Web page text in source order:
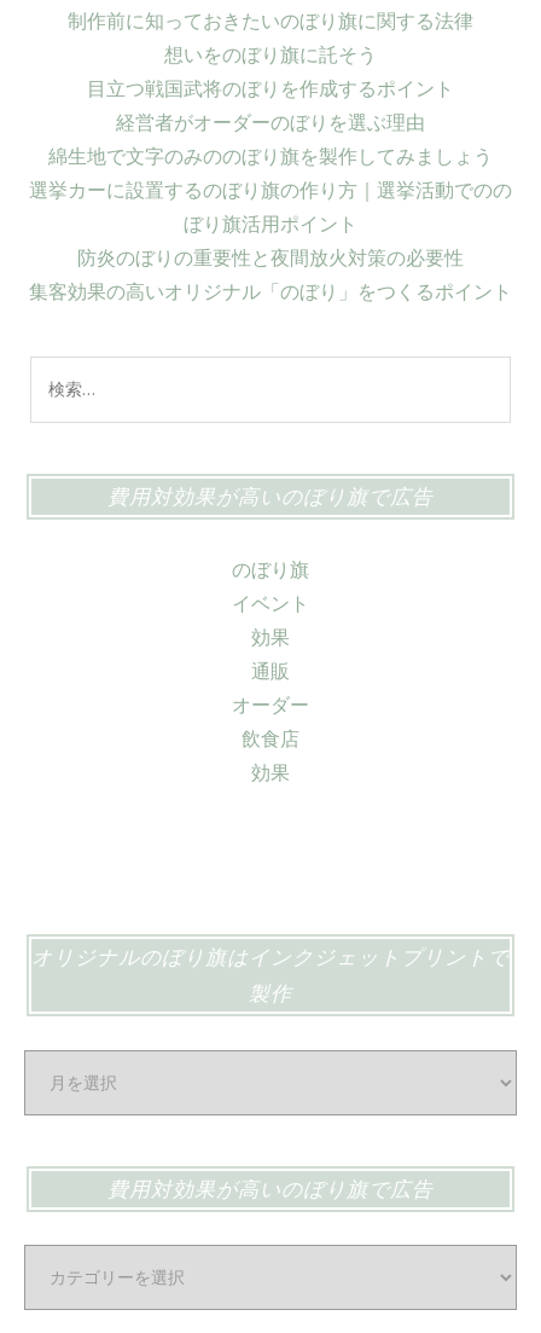
制作前に知っておきたいのぼり旗に関する法律
想いをのぼり旗に託そう
目立つ戦国武将のぼりを作成するポイント
経営者がオーダーのぼりを選ぶ理由
綿生地で文字のみののぼり旗を製作してみましょう
選挙カーに設置するのぼり旗の作り方｜選挙活動でのの
ぼり旗活用ポイント
防炎のぼりの重要性と夜間放火対策の必要性
集客効果の高いオリジナル「のぼり」をつくるポイント
索:
費用対効果が高いのぼり旗で広告
のぼり旗
イベント
効果
通販
オーダー
飲食店
効果
オリジナルのぼり旗はインクジェットプリントで
製作
ナ
費用対効果が高いのぼり旗で広告